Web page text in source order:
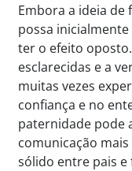
Embora a ideia
possa
ter o efeito
esclarecidas e a
muitas vezes
confiança e no
paternidade pode
comunicação
sólido entre pais e